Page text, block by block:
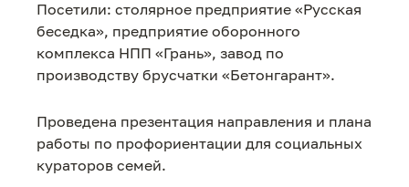
Посетили: столярное предприятие «Русская
беседка», предприятие оборонного
комплекса НПП «Грань», завод по
производству брусчатки «Бетонгарант».
Проведена презентация направления и плана
работы по профориентации для социальных
кураторов семей.